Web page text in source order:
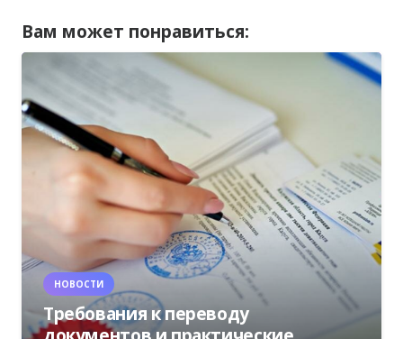
Вам может понравиться:
НОВОСТИ
Требования к переводу